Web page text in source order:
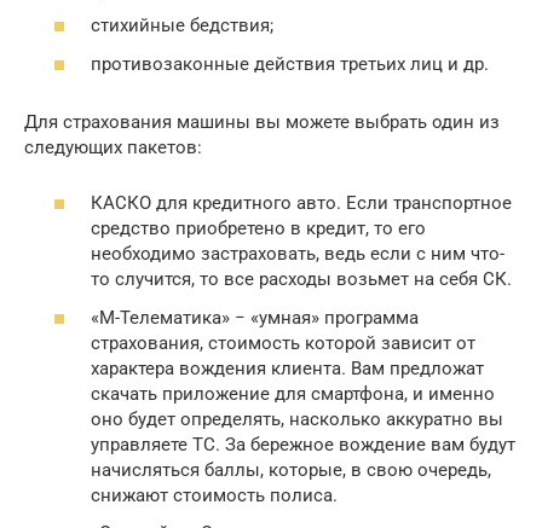
стихийные бедствия;
противозаконные действия третьих лиц и др.
Для страхования машины вы можете выбрать один из
следующих пакетов:
КАСКО для кредитного авто. Если транспортное
средство приобретено в кредит, то его
необходимо застраховать, ведь если с ним что-
то случится, то все расходы возьмет на себя СК.
«М-Телематика» − «умная» программа
страхования, стоимость которой зависит от
характера вождения клиента. Вам предложат
скачать приложение для смартфона, и именно
оно будет определять, насколько аккуратно вы
управляете ТС. За бережное вождение вам будут
начисляться баллы, которые, в свою очередь,
снижают стоимость полиса.